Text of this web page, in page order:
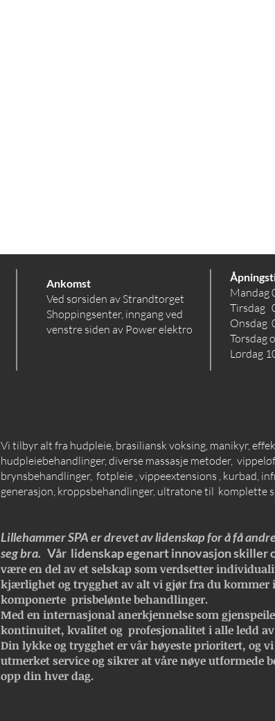
Ankomst
Ved sørsiden av Strandtorget
Shoppingsenter, inngang ved
venstre siden av Power elektro
Mandag
Tirsdag
Onsdag
Torsdag
Lørdag
Vi tilbyr alt fra hudpleie, brasiliansk voksing, manikyr,
hudpleiebehandlinger, diverse massasje metoder,
brynsbehandlinger, fotpleie , vippeextensions , kurbad,
generasjon, kroppsbehandlinger, ultratone til komplette
Lillehammer SPA er drevet av lidenskap for å få
seg bra. Vår lidenskap egenart innovasjon skiller
være en del av et selskap som verdsetter
kjærlighet og trygghet av alt vi gjør fra du kommer
komponerte prisbelønte behandlinger.
Med en internasjonal anerkjennelse som
kontinuitet, kvalitet og profesjonalitet i alle ledd
Din lykke og trygghet er vår høyeste prioritert, og
utmerket service og sikrer at våre nøye utformede
opp din hver dag.